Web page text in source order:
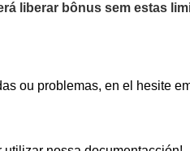
liberar bônus sem estas
ou problemas, en el hesite